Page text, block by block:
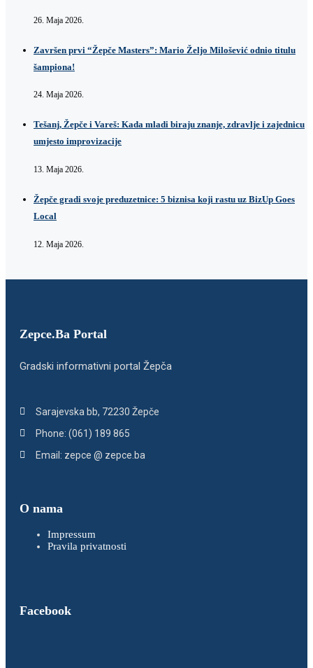
26. Maja 2026.
Završen prvi “Žepče Masters”: Mario Željo Milošević odnio titulu
šampiona!
24. Maja 2026.
Tešanj, Žepče i Vareš: Kada mladi biraju znanje, zdravlje i zajednicu
umjesto improvizacije
13. Maja 2026.
Žepče gradi svoje preduzetnice: 5 biznisa koji rastu uz BizUp Goes
Local
12. Maja 2026.
Zepce.Ba Portal
Gradski informativni portal Žepča
Sarajevska bb, 72230 Žepče
Phone: (061) 189 865
Email: zepce @ zepce.ba
O nama
Impressum
Pravila privatnosti
Facebook